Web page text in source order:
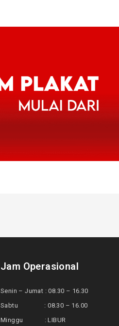
Jam Operasional
Senin – Jumat : 08.30 – 16.30
Sabtu : 08.30 – 16.00
Minggu : LIBUR